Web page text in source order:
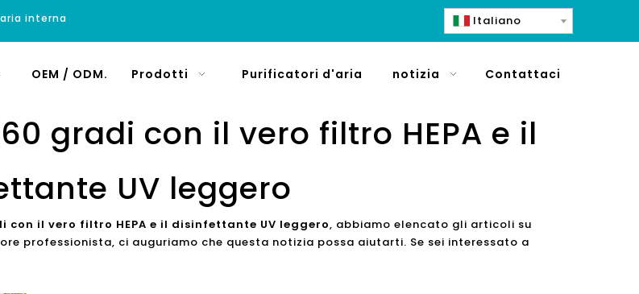
interna Italiano
OEM / ODM. Prodotti Purificatori d'aria notizia Contattaci
gradi con il vero filtro HEPA e il
UV leggero
il vero filtro HEPA e il disinfettante UV leggero, abbiamo elencato gli articoli su
professionista, ci auguriamo che questa notizia possa aiutarti. Se sei interessato a